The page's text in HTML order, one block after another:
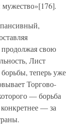
мужество»[176].
свою
Лист
теперь уже
Торгово-
— борьба
— за